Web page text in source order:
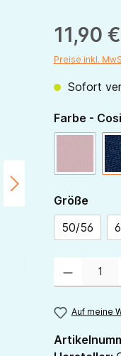
11,90
Preise inkl.
Sofort
Farbe -
(Diese
Größe
50/56
Auf meine